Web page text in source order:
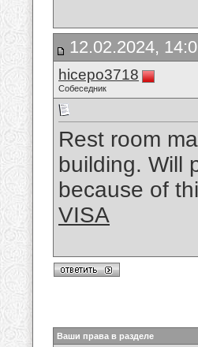
12.02.2024,
hicepo3718
Собеседник
Rest room
building. Will
because of
VISA
Ваши права в разделе